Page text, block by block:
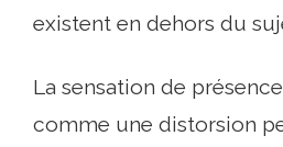
existent en dehors du
La sensation de
comme une distorsion